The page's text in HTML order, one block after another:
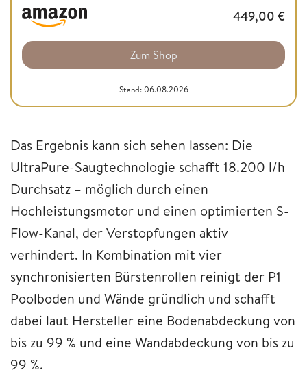
449,00 €
Zum Shop
Stand: 06.08.2026
Das Ergebnis kann sich sehen lassen: Die
UltraPure-Saugtechnologie schafft 18.200 l/h
Durchsatz – möglich durch einen
Hochleistungsmotor und einen optimierten S-
Flow-Kanal, der Verstopfungen aktiv
verhindert. In Kombination mit vier
synchronisierten Bürstenrollen reinigt der P1
Poolboden und Wände gründlich und schafft
dabei laut Hersteller eine Bodenabdeckung von
bis zu 99 % und eine Wandabdeckung von bis zu
99 %.